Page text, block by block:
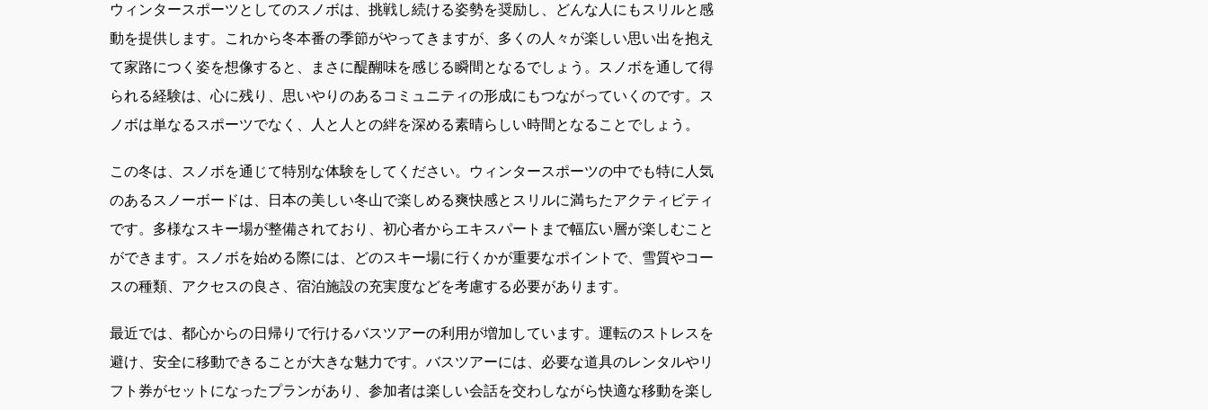
ウィンタースポーツとしてのスノボは、挑戦し続ける姿勢を奨励し、どんな人にもスリルと感
動を提供します。これから冬本番の季節がやってきますが、多くの人々が楽しい思い出を抱え
て家路につく姿を想像すると、まさに醍醐味を感じる瞬間となるでしょう。スノボを通して得
られる経験は、心に残り、思いやりのあるコミュニティの形成にもつながっていくのです。ス
ノボは単なるスポーツでなく、人と人との絆を深める素晴らしい時間となることでしょう。
この冬は、スノボを通じて特別な体験をしてください。ウィンタースポーツの中でも特に人気
のあるスノーボードは、日本の美しい冬山で楽しめる爽快感とスリルに満ちたアクティビティ
です。多様なスキー場が整備されており、初心者からエキスパートまで幅広い層が楽しむこと
ができます。スノボを始める際には、どのスキー場に行くかが重要なポイントで、雪質やコー
スの種類、アクセスの良さ、宿泊施設の充実度などを考慮する必要があります。
最近では、都心からの日帰りで行けるバスツアーの利用が増加しています。運転のストレスを
避け、安全に移動できることが大きな魅力です。バスツアーには、必要な道具のレンタルやリ
フト券がセットになったプランがあり、参加者は楽しい会話を交わしながら快適な移動を楽し